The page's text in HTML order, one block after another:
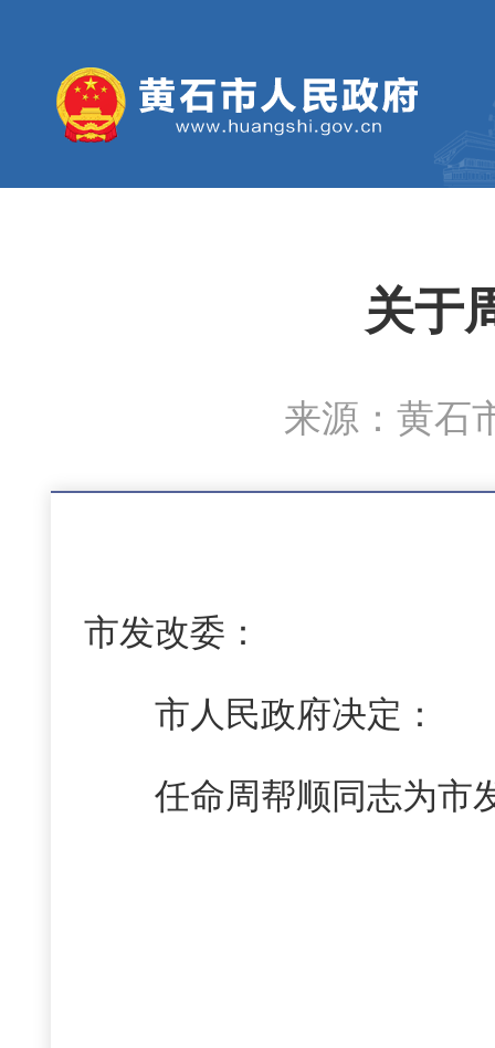
关于
来源：黄
市发改委：
市人民政府决定：
任命周帮顺同志为市